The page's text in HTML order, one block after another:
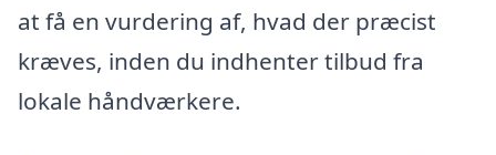
at få en vurdering af, hvad der præcist
kræves, inden du indhenter tilbud fra
lokale håndværkere.